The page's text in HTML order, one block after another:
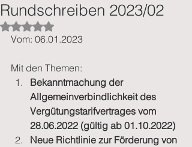
Rundschreiben 2023/02
Mit NaN von 5 Sternen bewertet.
Vom: 06.01.2023
Mit den Themen:
Bekanntmachung der
Allgemeinverbindlichkeit des
Vergütungstarifvertrages vom
28.06.2022 (gültig ab 01.10.2022)
Neue Richtlinie zur Förderung von